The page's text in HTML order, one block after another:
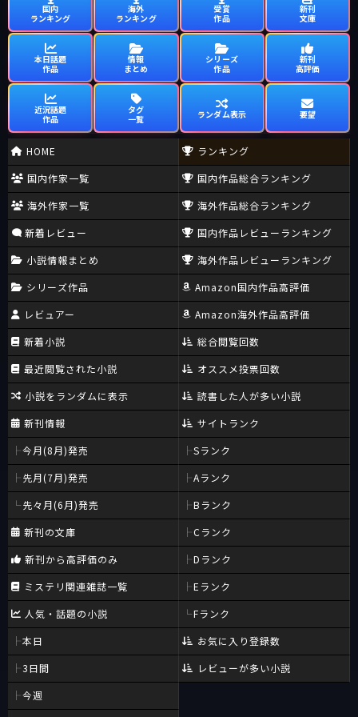
国内
ランキング
海外
ランキング
受賞
作品
新刊
文庫
本日話題
作品
情報
まとめ
シリーズ
作品
新刊
高評価
近況話題
作品
タグ
一覧
ランダム表示 要望
HOME
国内作家一覧
海外作家一覧
新着レビュー
小説情報まとめ
シリーズ作品
レビュアー
新着小説
最近閲覧された小説
小説をランダムに表示
新刊情報
今月(8月)発売
先月(7月)発売
先々月(6月)発売
新刊の文庫
新刊から高評価のみ
ミステリ関連雑誌一覧
人気・話題の小説
本日
3日間
今週
ランキング
国内作品総合ランキング
海外作品総合ランキング
国内作品レビューランキング
海外作品レビューランキング
Amazon国内作品高評価
Amazon海外作品高評価
総合閲覧回数
オススメ投票回数
読書した人が多い小説
サイトランク
Sランク
Aランク
Bランク
Cランク
Dランク
Eランク
Fランク
お気に入り登録数
レビューが多い小説